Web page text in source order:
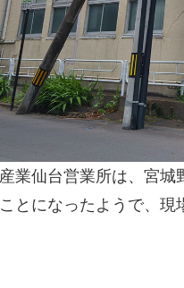
業仙台営業所は、宮城
とになったようで、現